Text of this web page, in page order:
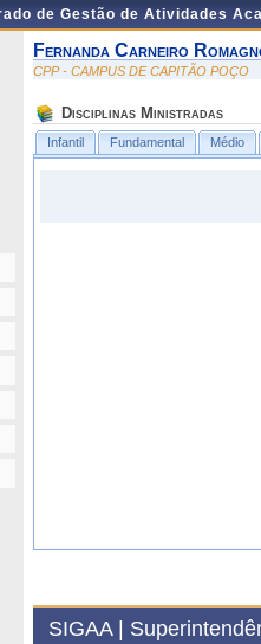
de Gestão de Atividades
Fernanda Carneiro
CPP - CAMPUS DE CAPITÃO POÇO
Disciplinas Ministradas
Infantil Fundamental Médio
SIGAA |